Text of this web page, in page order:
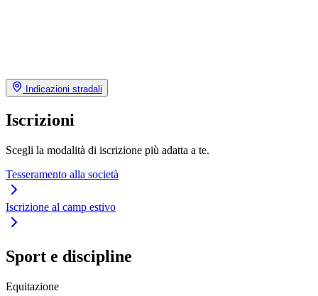
Indicazioni stradali
Iscrizioni
Scegli la modalità di iscrizione più adatta a te.
Tesseramento alla società
Iscrizione al camp estivo
Sport e discipline
Equitazione